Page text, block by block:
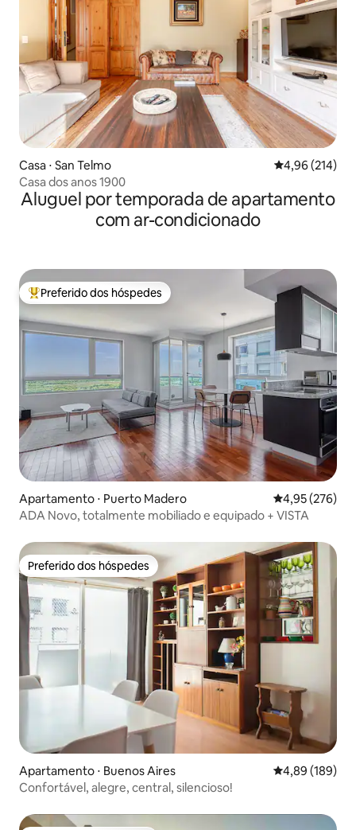
Casa ⋅ San Telmo 4,96 de uma
4,96 (214)
Casa dos anos 1900
Aluguel por temporada de apartamento
com ar-condicionado
Entre os melhores preferidos dos hóspedes
Preferido dos hóspedes
Apartamento ⋅ Puerto Madero 4,95 de uma
4,95 (276)
ADA Novo, totalmente mobiliado e equipado + VISTA
Preferido dos hóspedes
Preferido dos hóspedes
Apartamento ⋅ Buenos Aires 4,89 de uma
4,89 (189)
Confortável, alegre, central, silencioso!